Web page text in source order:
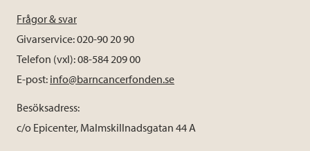
Frågor & svar
Givarservice: 020-90 20 90
Telefon (vxl): 08-584 209 00
E-post: info@barncancerfonden.se
Besöksadress:
c/o Epicenter, Malmskillnadsgatan 44 A